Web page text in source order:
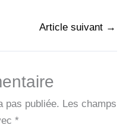
Article suivant →
pas publiée. Les champs
*